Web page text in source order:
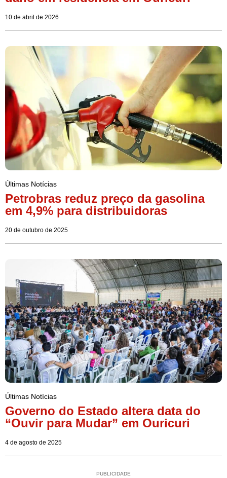
10 de abril de 2026
Últimas Notícias
Petrobras reduz preço da gasolina
em 4,9% para distribuidoras
20 de outubro de 2025
Últimas Notícias
Governo do Estado altera data do
“Ouvir para Mudar” em Ouricuri
4 de agosto de 2025
PUBLICIDADE